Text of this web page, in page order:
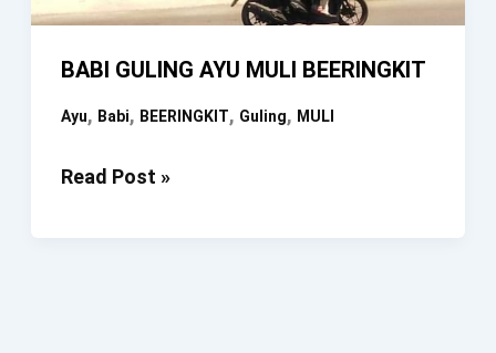
BABI GULING AYU MULI BEERINGKIT
Ayu, Babi, BEERINGKIT, Guling, MULI
BABI
Read Post »